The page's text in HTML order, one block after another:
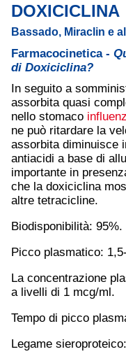
DOXICICLINA
Bassado, Miraclin e
Farmacocinetica -
di Doxiciclina?
In seguito a
assorbita quasi
nello stomaco
ne può ritardare la
assorbita diminuisce
antiacidi a base di
importante in
che la doxiciclina
altre tetracicline.
Biodisponibilità: 95%.
Picco plasmatico:
La concentrazione
a livelli di 1 mcg/ml.
Tempo di picco
Legame